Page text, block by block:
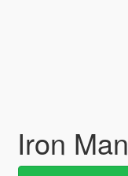
Iron